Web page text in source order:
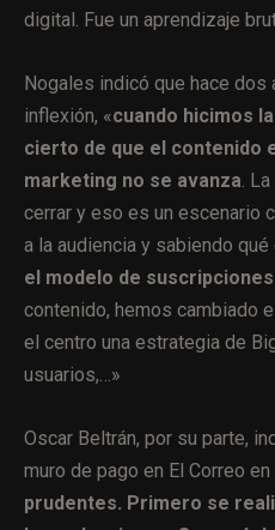
digital. Fue un aprendizaje
Nogales indicó que hace dos
inflexión, «cuando hicimos
cierto de que el contenido
marketing no se avanza .
cerrar y eso es un escenario
a la audiencia y sabiendo qué
el modelo de
contenido, hemos cambiado
el centro una estrategia de
usuarios,…»
Oscar Beltrán, por su parte,
muro de pago en El Correo en
prudentes. Primero se